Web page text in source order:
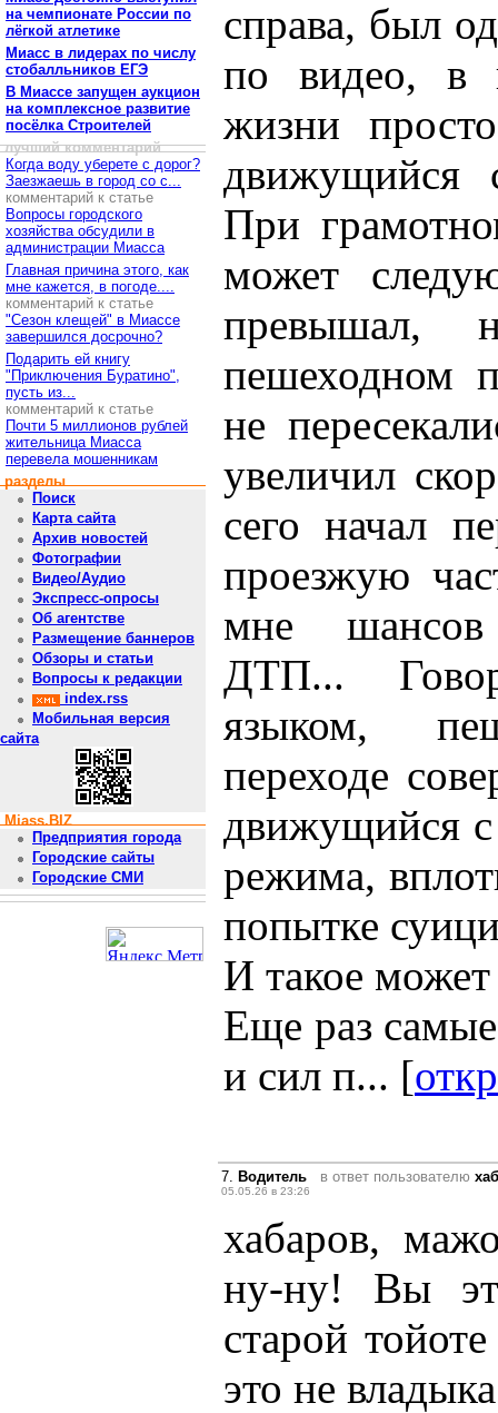
на чемпионате России по
лёгкой атлетике
Миасс в лидерах по числу
стобалльников ЕГЭ
В Миассе запущен аукцион
на комплексное развитие
посёлка Строителей
лучший комментарий
Когда воду уберете с дорог?
Заезжаешь в город со с...
комментарий к статье
Вопросы городского
хозяйства обсудили в
администрации Миасса
Главная причина этого, как
мне кажется, в погоде....
комментарий к статье
"Сезон клещей" в Миассе
завершился досрочно?
Подарить ей книгу
"Приключения Буратино",
пусть из...
комментарий к статье
Почти 5 миллионов рублей
жительница Миасса
перевела мошенникам
разделы
Поиск
Карта сайта
Архив новостей
Фотографии
Видео/Аудио
Экспресс-опросы
Об агентстве
Размещение баннеров
Обзоры и статьи
Вопросы к редакции
index.rss
Мобильная версия
сайта
Miass.BIZ
Предприятия города
Городские сайты
Городские СМИ
справа, был
по видео, в
жизни
движущийся
При
может
превышал,
пешеходном
не
увеличил
сего начал
проезжую
мне шансов
ДТП...
языком,
переходе
движущийся
режима,
попытке
И такое
Еще раз
и сил п... [
7. Водитель в ответ пользователю
05.05.26 в 23:26
хабаров,
ну-ну! Вы
старой
это не